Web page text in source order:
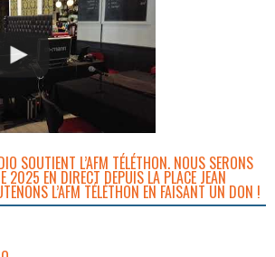
SOUTIENT L’AFM TÉLÉTHON. NOUS SERONS
2025 EN DIRECT DEPUIS LA PLACE JEAN
L’AFM TÉLÉTHON EN FAISANT UN DON !